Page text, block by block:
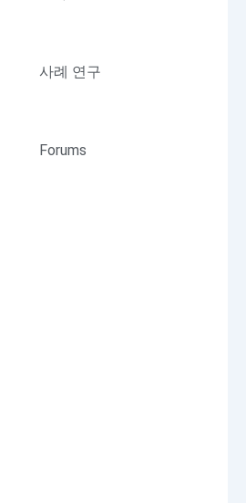
사례 연구
Forums